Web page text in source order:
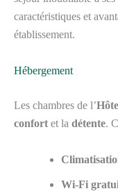
caractéristiques et
établissement.
Hébergement
Les chambres de l’
confort et la détente.
Wi-Fi